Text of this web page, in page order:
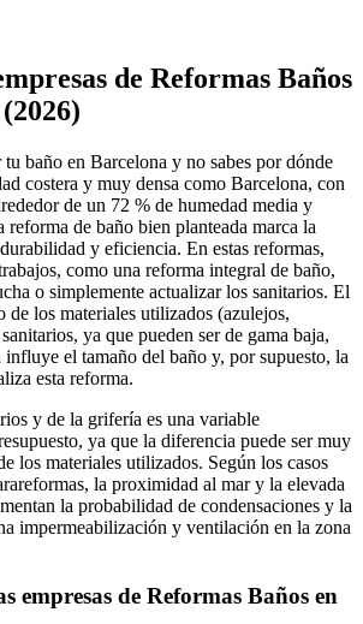
de Reformas Baños
tu baño en Barcelona y no sabes por dónde
costera y muy densa como Barcelona, con
de un 72 % de humedad media y
de baño bien planteada marca la
y eficiencia. En estas reformas,
como una reforma integral de baño,
o simplemente actualizar los sanitarios. El
de los materiales utilizados (azulejos,
ya que pueden ser de gama baja,
el tamaño del baño y, por supuesto, la
esta reforma.
y de la grifería es una variable
ya que la diferencia puede ser muy
los materiales utilizados. Según los casos
la proximidad al mar y la elevada
la probabilidad de condensaciones y la
impermeabilización y ventilación en la zona
empresas de Reformas Baños en